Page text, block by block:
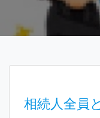
相続人全員